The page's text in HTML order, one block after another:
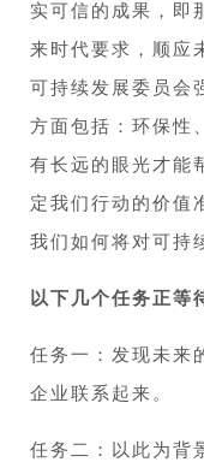
实可信的成果，即
来时代要求，顺应
可持续发展委员会
方面包括：环保性
有长远的眼光才能
定我们行动的价值
我们如何将对可持
以下几个任务正等
任务一：发现未来
企业联系起来。
任务二：以此为背